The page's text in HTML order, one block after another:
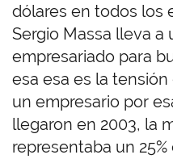
dólares en todos los
Sergio Massa lleva a
empresariado para
esa esa es la tensión
un empresario por
llegaron en 2003, la
representaba un